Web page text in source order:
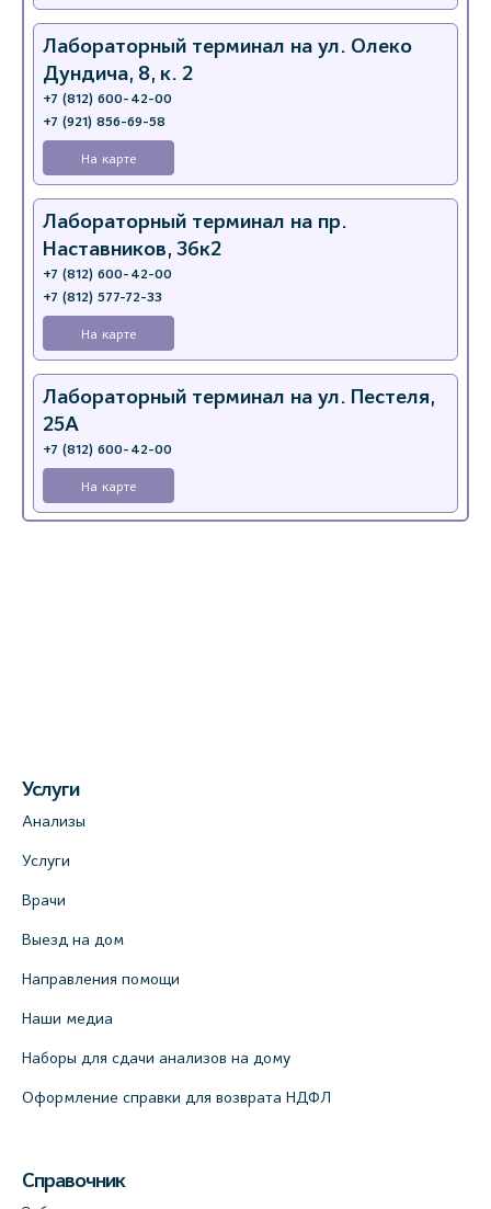
Лабораторный терминал на ул. Олеко
Дундича, 8, к. 2
+7 (812) 600-42-00
+7 (921) 856-69-58
На карте
Лабораторный терминал на пр.
Наставников, 36к2
+7 (812) 600-42-00
+7 (812) 577-72-33
На карте
Лабораторный терминал на ул. Пестеля,
25А
+7 (812) 600-42-00
На карте
Медицинский центр на пр. Просвещения,
+7 (812) 660-73-69
На карте
(официальный партнер), Красносельское
шоссе, 54, к.3
Медицинский центр на Кондратьевском
Услуги
Анализы
Услуги
Врачи
Выезд на дом
Направления помощи
Наши медиа
Наборы для сдачи анализов на дому
Оформление справки для возврата НДФЛ
Справочник